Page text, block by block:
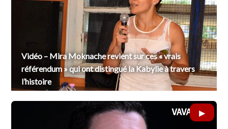
Vidéo – Mira Moknache revient sur ces « vrais
référendum » qui ont distingué la Kabylie à travers
l’histoire